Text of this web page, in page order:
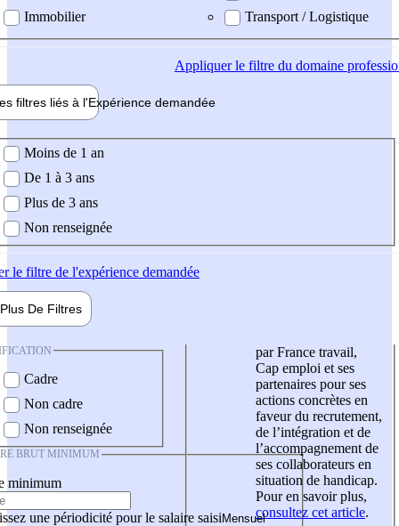
Immobilier
Transport / Logistique
Appliquerle filtre du domaine
filtres liés à l'Expérience demandée
demandée
Moins de 1 an
De 1 à 3 ans
Plus de 3 ans
Non renseignée
le filtre de l'expérience demandée
Plus De Filtres
Cadre
Non cadre
Non renseignée
BRUT MINIMUM
minimum
une périodicité pour le salaire saisi
par France travail,
Cap emploi et ses
partenaires pour ses
actions concrètes en
faveur du recrutement,
de l’intégration et de
l’accompagnement de
ses collaborateurs en
situation de handicap.
Pour en savoir plus,
consultez cet article.